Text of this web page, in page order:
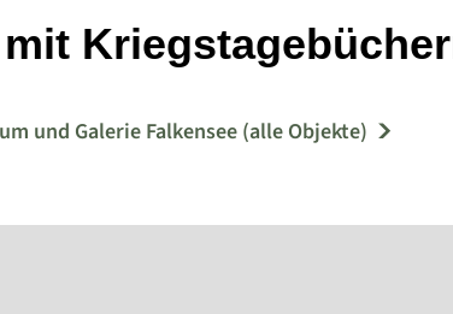
und Galerie Falkensee (alle Objekte)